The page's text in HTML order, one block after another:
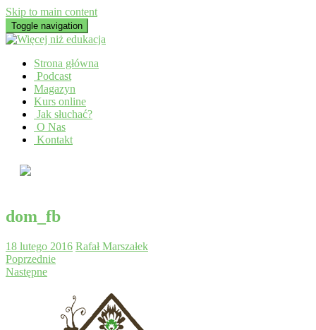
Skip to main content
Toggle navigation
Strona główna
Podcast
Magazyn
Kurs online
Jak słuchać?
O Nas
Kontakt
dom_fb
18 lutego 2016 Rafał Marszałek
Poprzednie
Następne